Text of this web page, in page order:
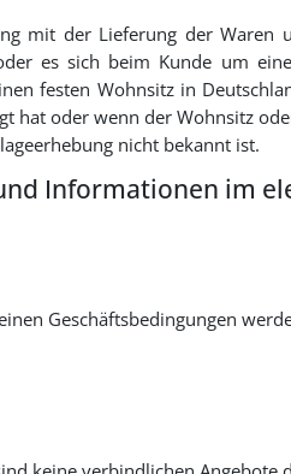
mit der Lieferung der
es sich beim Kunde um
festen Wohnsitz in
hat oder wenn der Wohnsitz
nicht bekannt ist.
Informationen im
Geschäftsbedingungen